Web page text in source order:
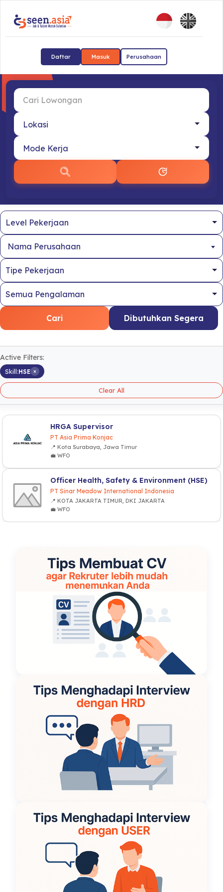
Daftar Masuk Perusahaan
Nama Perusahaan
Cari Dibutuhkan Segera
Active Filters:
Skill:HSE ×
Clear All
HRGA Supervisor
PT Asia Prima Konjac
📍 Kota Surabaya, Jawa Timur
💼 WFO
Officer Health, Safety & Environment (HSE)
PT Sinar Meadow International Indonesia
📍 KOTA JAKARTA TIMUR, DKI JAKARTA
💼 WFO